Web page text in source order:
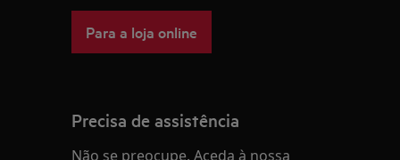
Para a loja online
Precisa de assistência
Não se preocupe. Aceda à nossa